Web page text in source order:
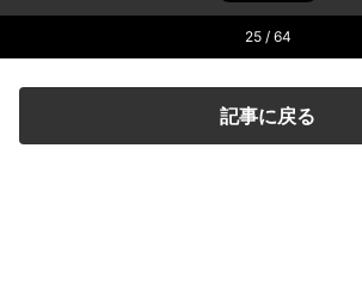
25/ 64
記事に戻る